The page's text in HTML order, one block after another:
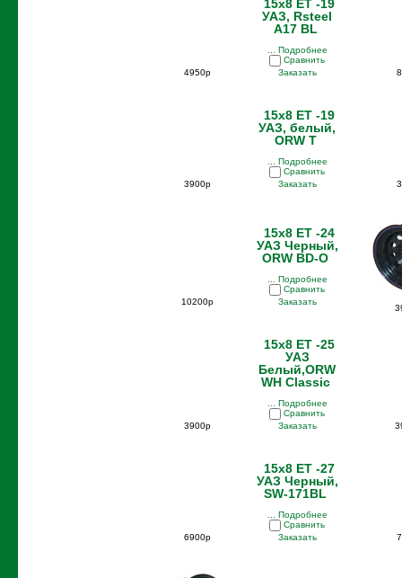
15x8 ET -19
УАЗ, Rsteel
A17 BL
... Подробнее
Сравнить
4950р
Заказать
15x8 ET -19
УАЗ, белый,
ORW T
... Подробнее
Сравнить
3900р
Заказать
15x8 ET -24
УАЗ Черный,
ORW BD-O
... Подробнее
Сравнить
10200р
Заказать
15x8 ET -25
УАЗ
Белый,ORW
WH Classic
... Подробнее
Сравнить
3900р
Заказать
15x8 ET -27
УАЗ Черный,
SW-171BL
... Подробнее
Сравнить
6900р
Заказать